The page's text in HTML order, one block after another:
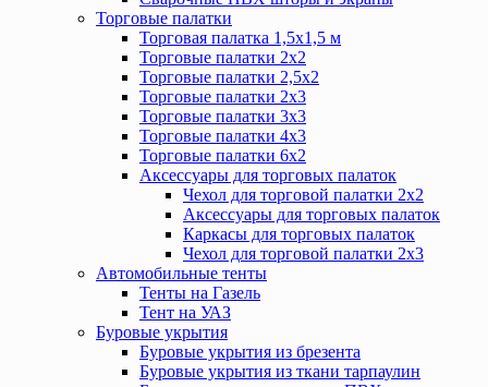
Торговые палатки
Торговая палатка 1,5х1,5 м
Торговые палатки 2х2
Торговые палатки 2,5х2
Торговые палатки 2х3
Торговые палатки 3х3
Торговые палатки 4х3
Торговые палатки 6х2
Аксессуары для торговых палаток
Чехол для торговой палатки 2х2
Аксессуары для торговых палаток
Каркасы для торговых палаток
Чехол для торговой палатки 2х3
Автомобильные тенты
Тенты на Газель
Тент на УАЗ
Буровые укрытия
Буровые укрытия из брезента
Буровые укрытия из ткани тарпаулин